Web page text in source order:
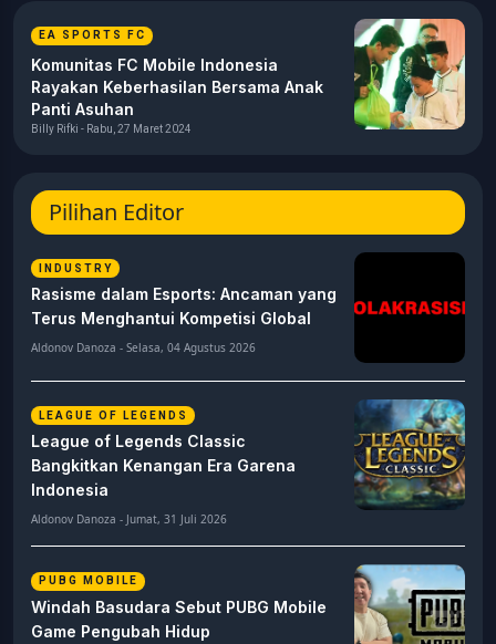
EA SPORTS FC
Komunitas FC Mobile Indonesia
Rayakan Keberhasilan Bersama Anak
Panti Asuhan
Billy Rifki - Rabu, 27 Maret 2024
Pilihan Editor
INDUSTRY
Rasisme dalam Esports: Ancaman yang
Terus Menghantui Kompetisi Global
Aldonov Danoza - Selasa, 04 Agustus 2026
LEAGUE OF LEGENDS
League of Legends Classic
Bangkitkan Kenangan Era Garena
Indonesia
Aldonov Danoza - Jumat, 31 Juli 2026
PUBG MOBILE
Windah Basudara Sebut PUBG Mobile
Game Pengubah Hidup